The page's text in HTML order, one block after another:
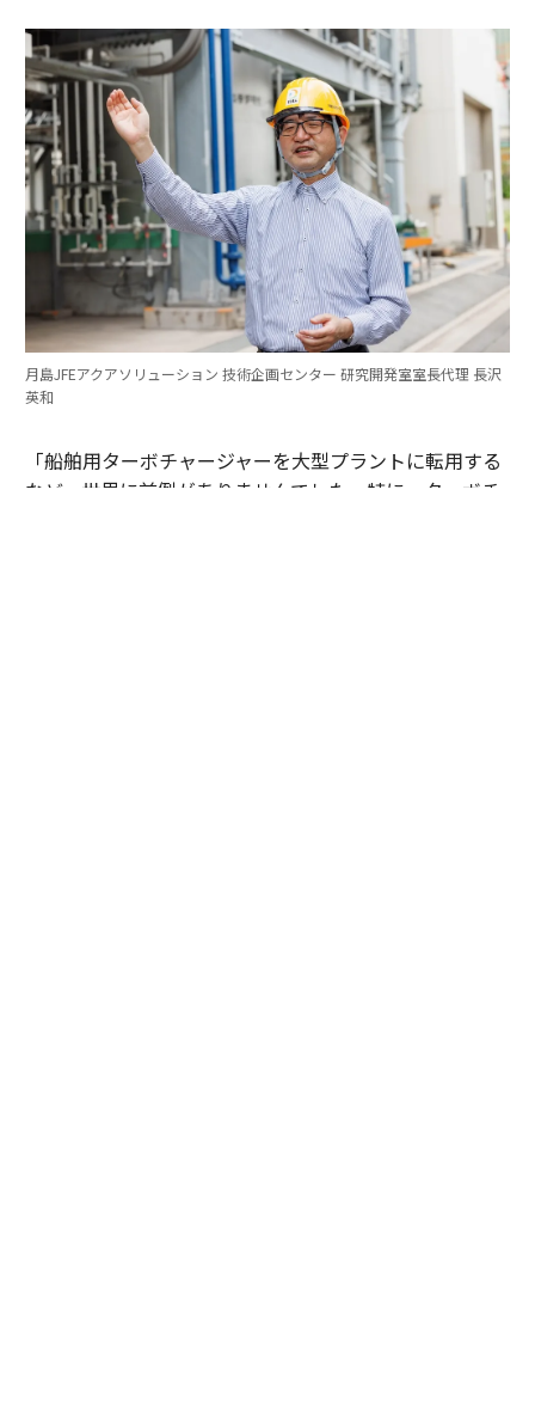
月島JFEアクアソリューション 技術企画センター 研究開発室室長代理 長沢
英和
「船舶用ターボチャージャーを大型プラントに転用する
など、世界に前例がありませんでした。特に、ターボチ